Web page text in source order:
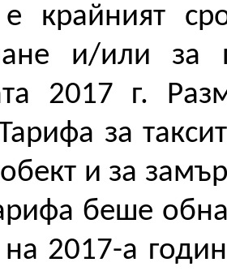
крайният
и/или за
2017 г.
за
и за
беше
2017-а